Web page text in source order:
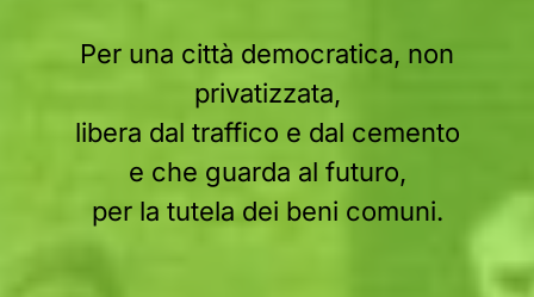
Per una città democratica, non
privatizzata,
libera dal traffico e dal cemento
e che guarda al futuro,
per la tutela dei beni comuni.